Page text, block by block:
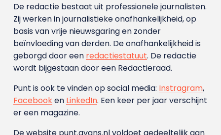
De redactie bestaat uit professionele journalisten.
Zij werken in journalistieke onafhankelijkheid, op
basis van vrije nieuwsgaring en zonder
beïnvloeding van derden. De onafhankelijkheid is
geborgd door een redactiestatuut. De redactie
wordt bijgestaan door een Redactieraad.
Punt is ook te vinden op social media: Instragram,
Facebooken LinkedIn. Een keer per jaar verschijnt
er een magazine.
De website punt.avans.nl voldoet gedeeltelijk aan